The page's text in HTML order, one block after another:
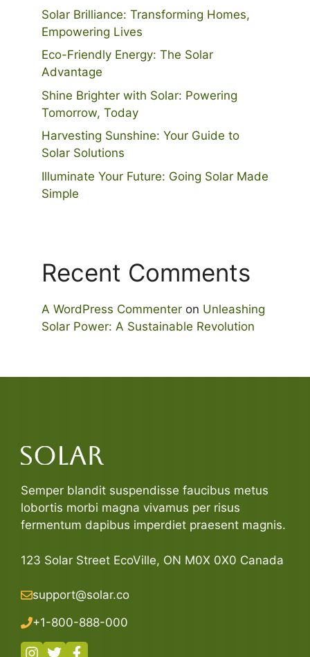
Solar Brilliance: Transforming Homes,
Empowering Lives
Eco-Friendly Energy: The Solar
Advantage
Shine Brighter with Solar: Powering
Tomorrow, Today
Harvesting Sunshine: Your Guide to
Solar Solutions
Illuminate Your Future: Going Solar Made
Simple
Recent Comments
A WordPress Commenter on Unleashing
Solar Power: A Sustainable Revolution
Semper blandit suspendisse faucibus metus
lobortis morbi magna vivamus per risus
fermentum dapibus imperdiet praesent magnis.
123 Solar Street EcoVille, ON M0X 0X0 Canada
support@solar.co
+1-800-888-000